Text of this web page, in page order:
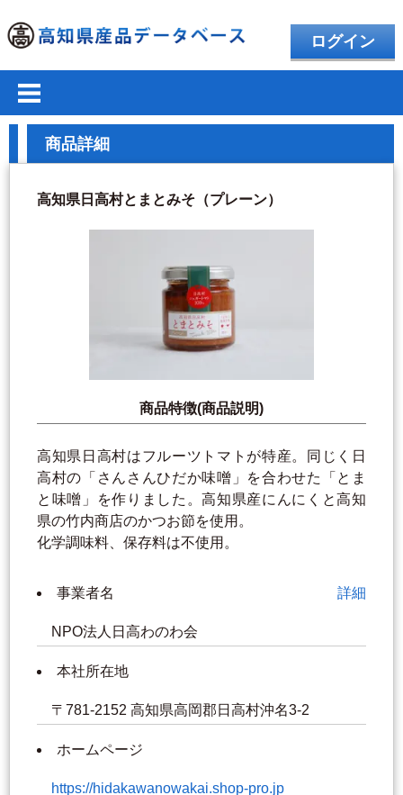
ログイン
商品詳細
高知県日高村とまとみそ（プレーン）
商品特徴(商品説明)
高知県日高村はフルーツトマトが特産。同じく日
高村の「さんさんひだか味噌」を合わせた「とま
と味噌」を作りました。高知県産にんにくと高知
県の竹内商店のかつお節を使用。
化学調味料、保存料は不使用。
事業者名 詳細
NPO法人日高わのわ会
本社所在地
〒781-2152 高知県高岡郡日高村沖名3-2
ホームページ
https://hidakawanowakai.shop-pro.jp